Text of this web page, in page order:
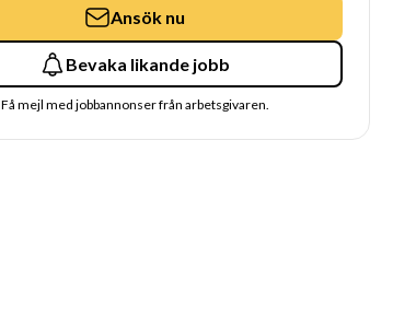
Ansök nu
Bevaka likande jobb
Få mejl med jobbannonser från arbetsgivaren.